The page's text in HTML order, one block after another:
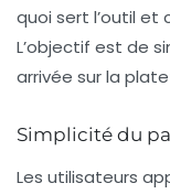
quoi sert l’outil et
L’objectif est de
arrivée sur la
Simplicité du
Les utilisateurs